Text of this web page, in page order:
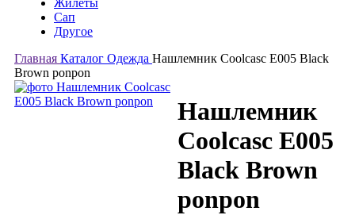
Жилеты
Сап
Другое
Главная Каталог Одежда Нашлемник Coolcasc E005 Black
Brown ponpon
Нашлемник
Coolcasc E005
Black Brown
ponpon